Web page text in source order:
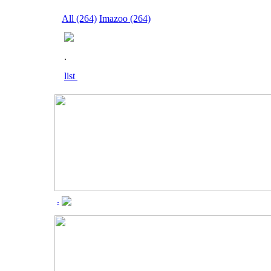
All (264) Imazoo (264)
.
list
.